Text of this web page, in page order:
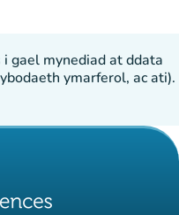
gael mynediad at ddata
ymarferol, ac ati).